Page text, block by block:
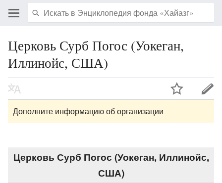
Церковь Сурб Погос (Уокеган,
Иллинойс, США)
Дополните информацию об организации
Церковь Сурб Погос (Уокеган, Иллинойс,
США)